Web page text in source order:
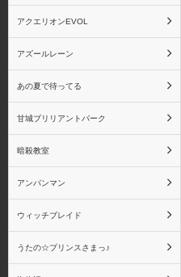
煉獄杏寿郎
伊黒 小芭内
アクエリオンEVOL
アズールレーン
あの夏で待ってる
甘城ブリリアントパーク
暗殺教室
アンパンマン
ウィッチブレイド
うたの☆プリンスさまっ♪